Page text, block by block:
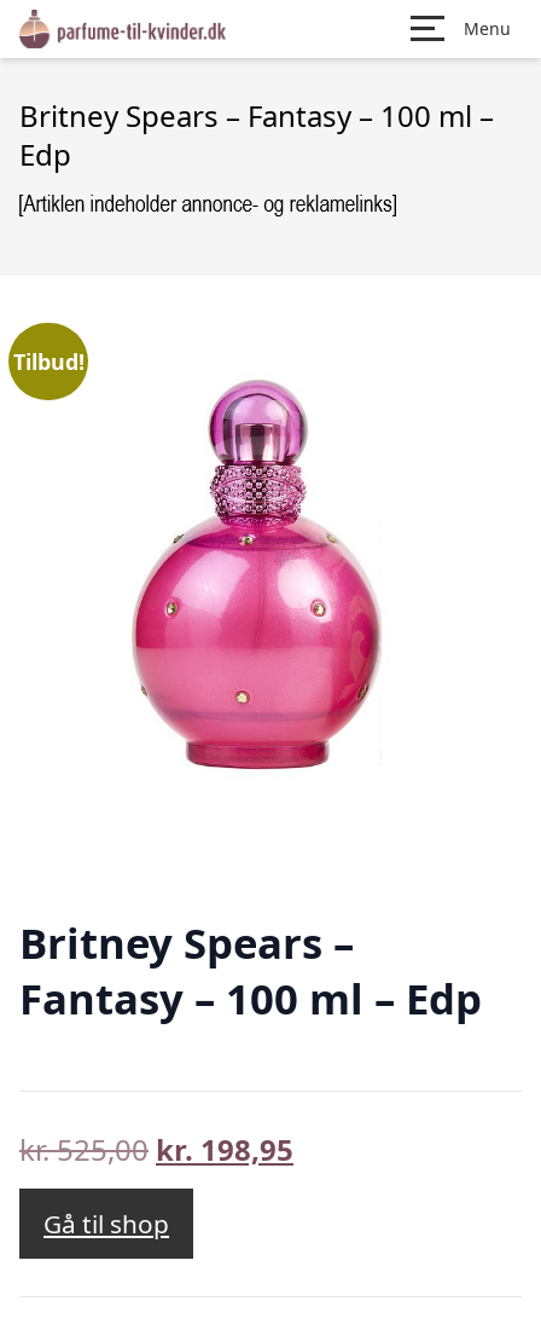
Menu
Britney Spears – Fantasy – 100 ml –
Edp
Tilbud!
Britney Spears –
Fantasy – 100 ml – Edp
kr.525,00 Den
oprindelige
pris
var:
kr. 525,00.
kr. 198,95
kr. 198,95.
Gå til shop